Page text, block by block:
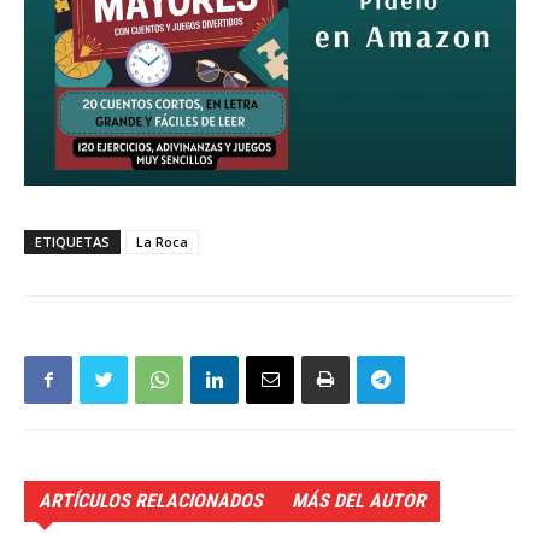
ETIQUETAS La Roca
ARTÍCULOS RELACIONADOS MÁS DEL AUTOR